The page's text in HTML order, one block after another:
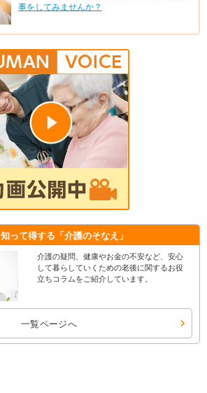
事をしてみませんか？
知って得する 「介護のそなえ」
介護の疑問、健康やお金の不安など、安心
して暮らしていくための老後に関するお役
立ちコラムをご紹介しています。
一覧ページへ